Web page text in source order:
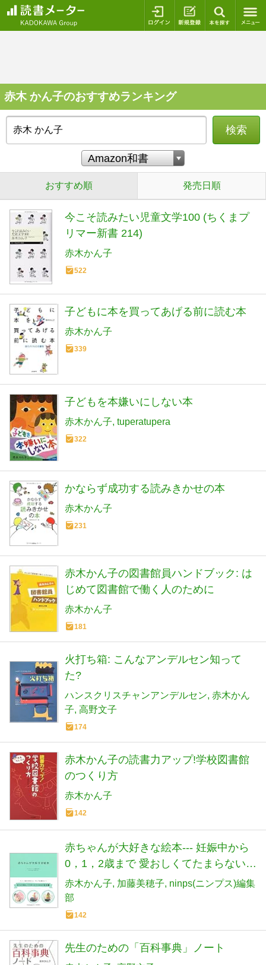
ログイン 新規登録
赤木 かん子のおすすめランキング
検索
おすすめ順 発売日順
今こそ読みたい児童文学100 (ちくまプ
リマー新書 214)
赤木かん子
522
子どもに本を買ってあげる前に読む本
赤木かん子
339
子どもを本嫌いにしない本
赤木かん子 tuperatupera
322
かならず成功する読みきかせの本
赤木かん子
231
赤木かん子の図書館員ハンドブック: は
じめて図書館で働く人のために
赤木かん子
181
火打ち箱: こんなアンデルセン知って
た?
ハンスクリスチャンアンデルセン 赤木かん
子 高野文子
174
赤木かん子の読書力アップ!学校図書館
のつくり方
赤木かん子
142
赤ちゃんが大好きな絵本--- 妊娠中から
0，1，2歳まで 愛おしくてたまらない
80冊
赤木かん子 加藤美穂子 ninps(ニンプス)編集
部
142
先生のための「百科事典」ノート